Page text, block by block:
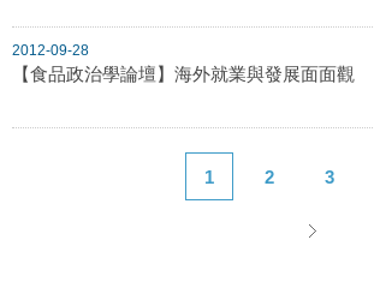
2012-09-28
【食品政治學論壇】海外就業與發展面面觀
1 2 3